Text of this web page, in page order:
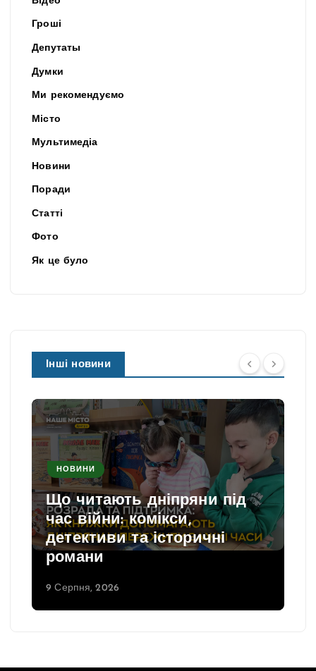
Гроші
Депутаты
Думки
Ми рекомендуємо
Місто
Мультимедіа
Новини
Поради
Статті
Фото
Як це було
Інші новини
НОВИНИ
Що читають дніпряни під
час війни: комікси,
детективи та історичні
романи
9 Серпня, 2026